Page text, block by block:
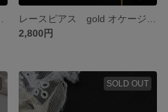
2,800円
SOLD OUT